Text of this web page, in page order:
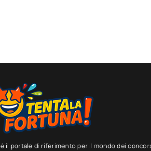
è il portale di riferimento per il mondo dei